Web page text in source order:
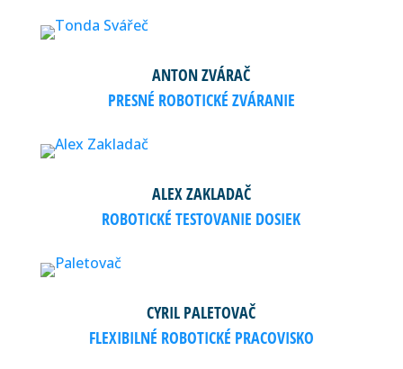
ANTON ZVÁRAČ
PRESNÉ ROBOTICKÉ ZVÁRANIE
ALEX ZAKLADAČ
ROBOTICKÉ TESTOVANIE DOSIEK
CYRIL PALETOVAČ
FLEXIBILNÉ ROBOTICKÉ PRACOVISKO